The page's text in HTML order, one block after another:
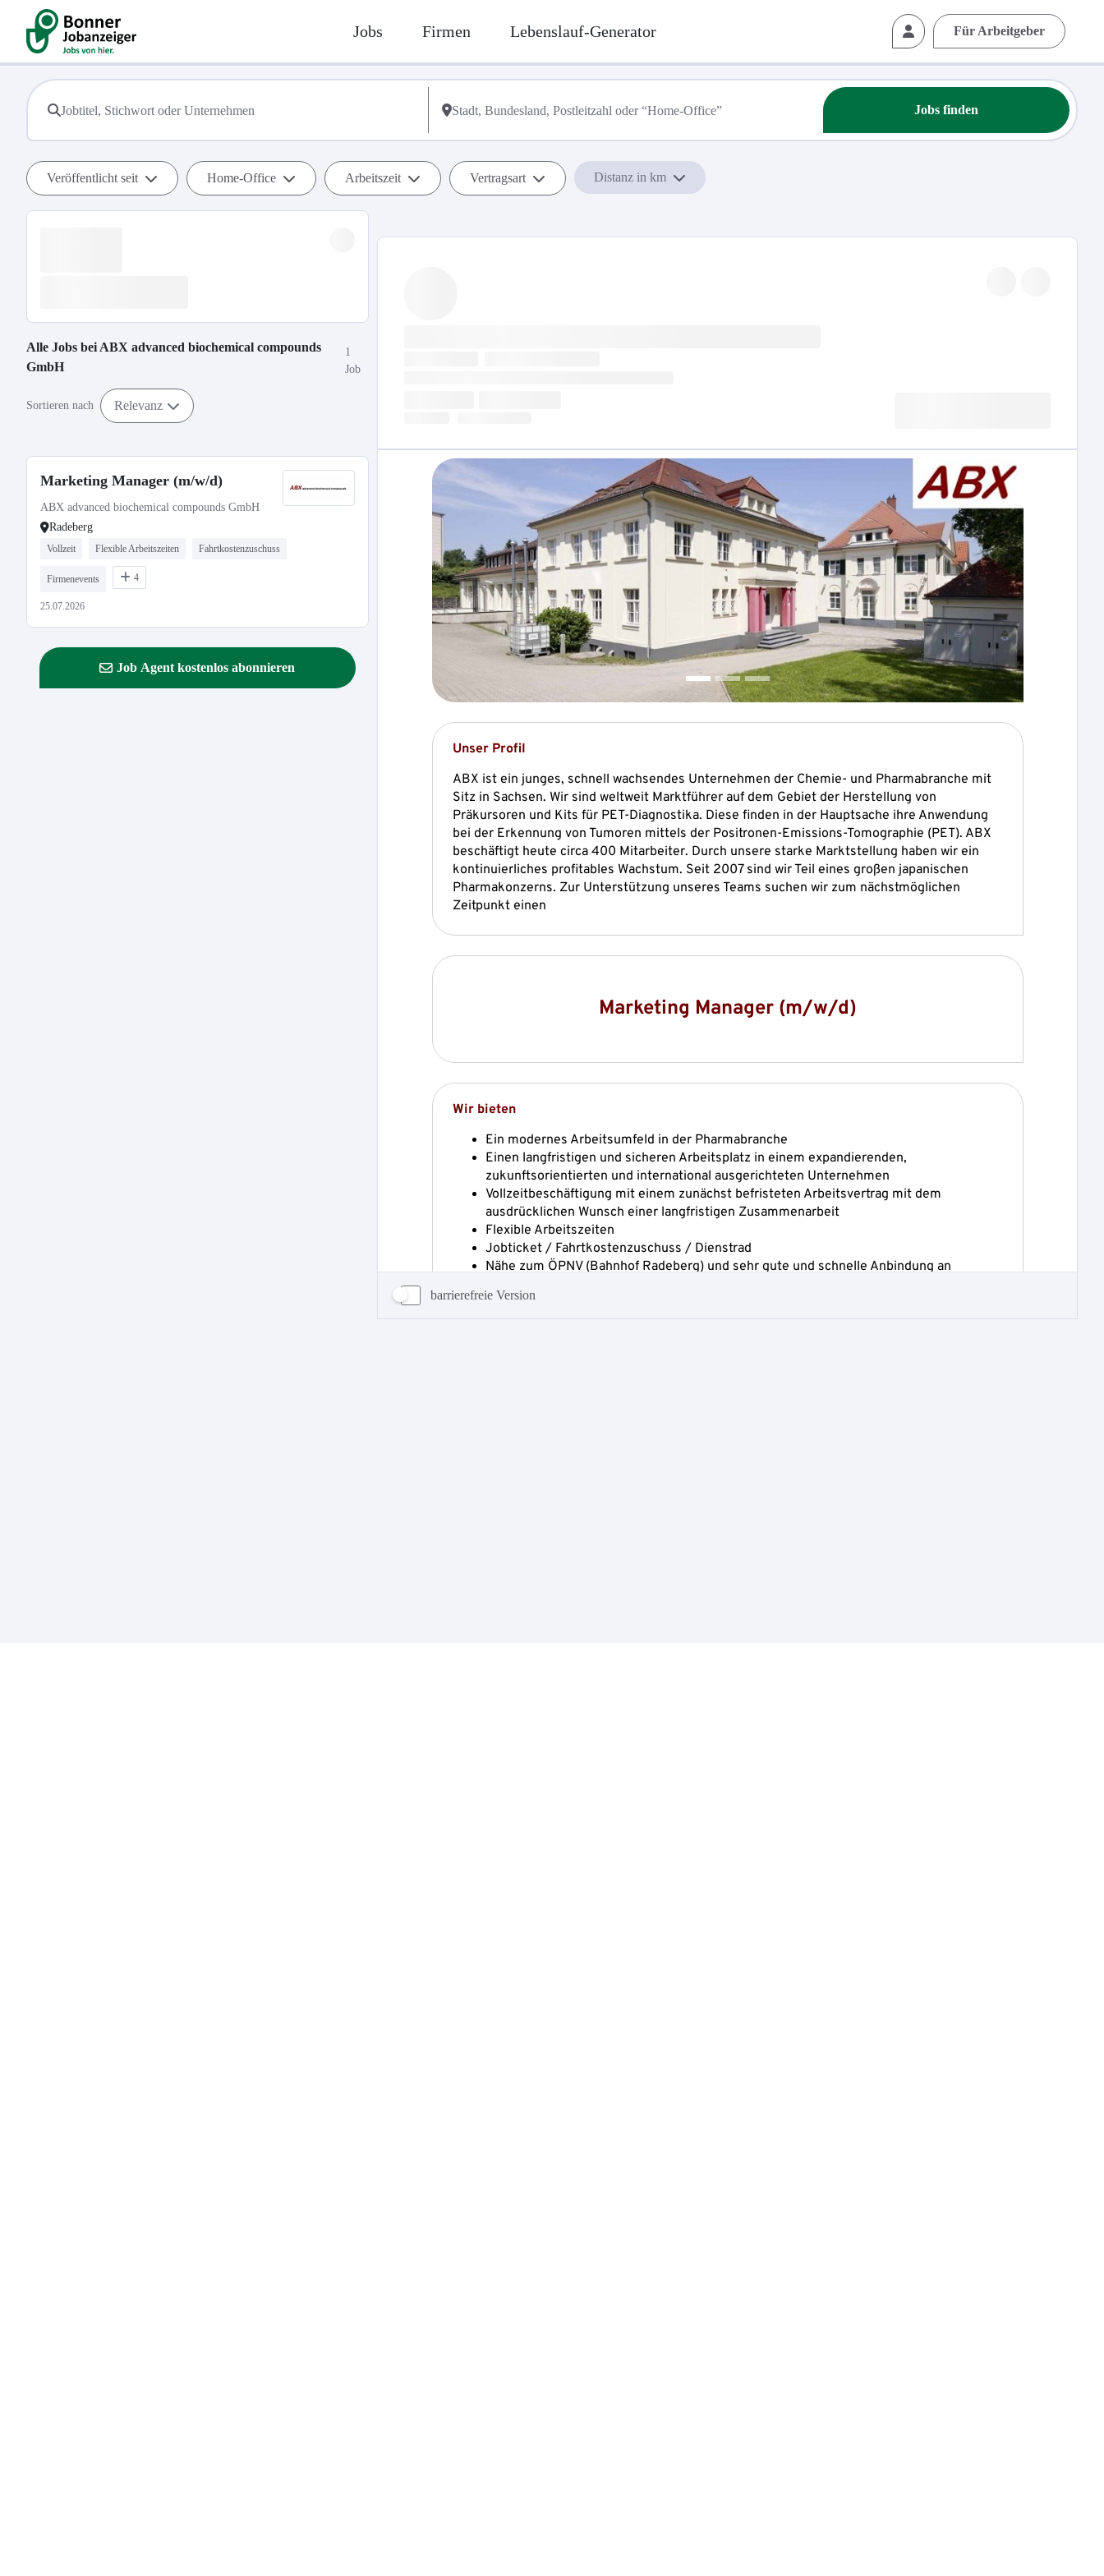
Jobs Firmen Lebenslauf-Generator Für Arbeitgeber
Jobs finden
Veröffentlicht seit Home-Office Arbeitszeit Vertragsart Distanz in km
Alle Jobs bei ABX advanced biochemical compounds
GmbH
1
Job
Sortieren nach Relevanz
Marketing Manager (m/w/d)
ABX advanced biochemical compounds GmbH
Radeberg
Vollzeit Flexible Arbeitszeiten Fahrtkostenzuschuss
Firmenevents 4
25.07.2026
Job Agent kostenlos abonnieren
barrierefreie Version